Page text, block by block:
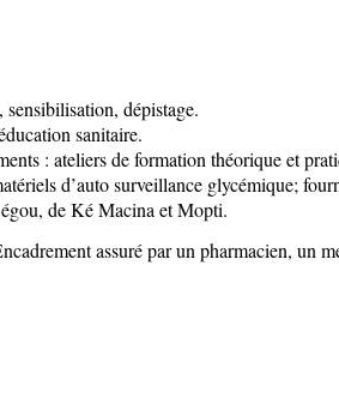
dépistage.
sanitaire.
: ateliers de formation théorique et
d’auto surveillance glycémique;
de Ké Macina et Mopti.
assuré par un pharmacien, un